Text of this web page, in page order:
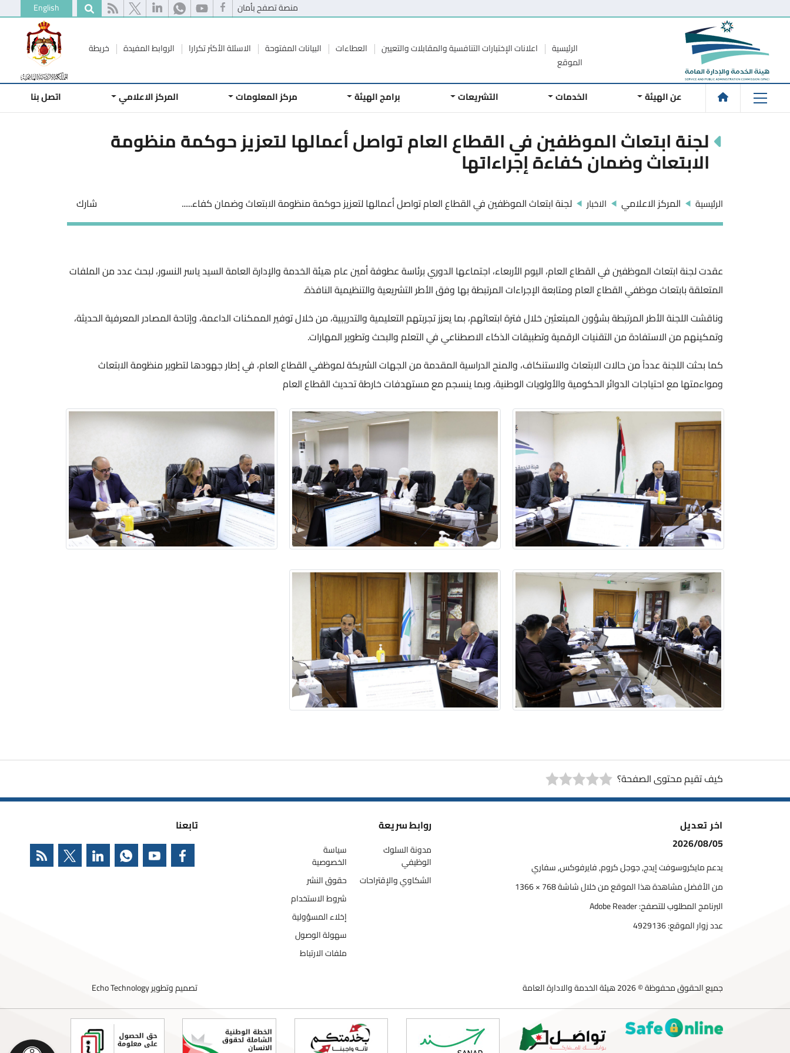
منصة تصفح بأمان English
الرئيسية اعلانات الإختبارات التنافسية والمقابلات والتعيين العطاءات البيانات المفتوحة الاسئلة الأكثر تكرارا الروابط المفيدة
خريطة
الموقع
عن الهيئة الخدمات التشريعات برامج الهيئة مركز المعلومات المركز الاعلامي اتصل بنا
لجنة ابتعاث الموظفين في القطاع العام تواصل أعمالها لتعزيز حوكمة منظومة
الابتعاث وضمان كفاءة إجراءاتها
الرئيسية المركز الاعلامي الاخبار لجنة ابتعاث الموظفين في القطاع العام تواصل أعمالها لتعزيز حوكمة منظومة الابتعاث وضمان كفاء...... شارك
عقدت لجنة ابتعاث الموظفين في القطاع العام، اليوم الأربعاء، اجتماعها الدوري برئاسة عطوفة أمين عام هيئة الخدمة والإدارة العامة السيد ياسر النسور، لبحث عدد من الملفات
المتعلقة بابتعاث موظفي القطاع العام ومتابعة الإجراءات المرتبطة بها وفق الأطر التشريعية والتنظيمية النافذة.
وناقشت اللجنة الأطر المرتبطة بشؤون المبتعثين خلال فترة ابتعاثهم، بما يعزز تجربتهم التعليمية والتدريبية، من خلال توفير الممكنات الداعمة، وإتاحة المصادر المعرفية الحديثة،
وتمكينهم من الاستفادة من التقنيات الرقمية وتطبيقات الذكاء الاصطناعي في التعلم والبحث وتطوير المهارات.
كما بحثت اللجنة عدداً من حالات الابتعاث والاستنكاف، والمنح الدراسية المقدمة من الجهات الشريكة لموظفي القطاع العام، في إطار جهودها لتطوير منظومة الابتعاث
ومواءمتها مع احتياجات الدوائر الحكومية والأولويات الوطنية، وبما ينسجم مع مستهدفات خارطة تحديث القطاع العام
كيف تقيم محتوى الصفحة؟
اخر تعديل
2026/08/05
يدعم مايكروسوفت إيدج, جوجل كروم, فايرفوكس, سفاري
من الأفضل مشاهدة هذا الموقع من خلال شاشة 768 × 1366
البرنامج المطلوب للتصفح: Adobe Reader
عدد زوار الموقع:4929136
روابط سريعة
مدونة السلوك
الوظيفي
الشكاوي والإقتراحات
سياسة
الخصوصية
حقوق النشر
شروط الاستخدام
إخلاء المسؤولية
سهولة الوصول
ملفات الارتباط
تابعنا
جميع الحقوق محفوظة © 2026 هيئة الخدمة والادارة العامة تصميم وتطويرEcho Technology